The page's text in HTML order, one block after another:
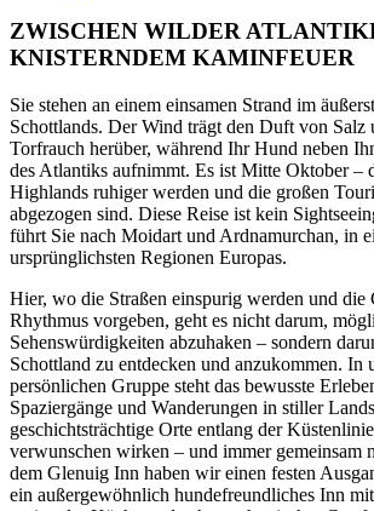
ZWISCHEN WILDER
KNISTERNDEM KAMINFEUER
Sie stehen an einem einsamen Strand im
Schottlands. Der Wind trägt den Duft von Salz
Torfrauch herüber, während Ihr Hund neben
des Atlantiks aufnimmt. Es ist Mitte Oktober –
Highlands ruhiger werden und die großen
abgezogen sind. Diese Reise ist kein
führt Sie nach Moidart und Ardnamurchan, in
ursprünglichsten Regionen Europas.
Hier, wo die Straßen einspurig werden und die
Rhythmus vorgeben, geht es nicht darum,
Sehenswürdigkeiten abzuhaken – sondern
Schottland zu entdecken und anzukommen. In
persönlichen Gruppe steht das bewusste
Spaziergänge und Wanderungen in stiller
geschichtsträchtige Orte entlang der
verwunschen wirken – und immer gemeinsam
dem Glenuig Inn haben wir einen festen
ein außergewöhnlich hundefreundliches Inn